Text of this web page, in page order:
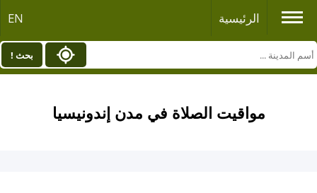
الرئيسية EN
بحث !
مواقيت الصلاة في مدن إندونيسيا